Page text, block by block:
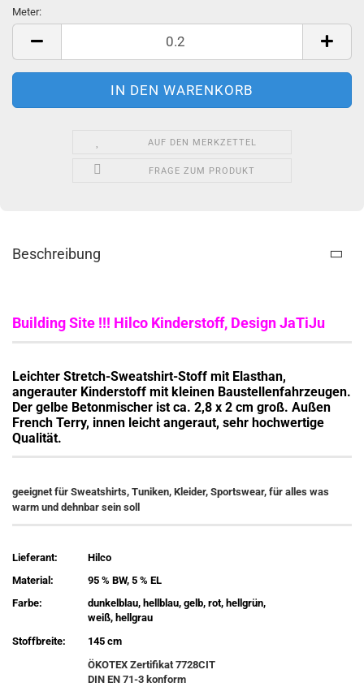
Meter:
Meter
AUF DEN MERKZETTEL
FRAGE ZUM PRODUKT
Beschreibung
Building Site !!! Hilco Kinderstoff, Design JaTiJu
Leichter Stretch-Sweatshirt-Stoff mit Elasthan,
angerauter Kinderstoff mit kleinen Baustellenfahrzeugen.
Der gelbe Betonmischer ist ca. 2,8 x 2 cm groß. Außen
French Terry, innen leicht angeraut, sehr hochwertige
Qualität.
geeignet für Sweatshirts, Tuniken, Kleider, Sportswear, für alles was
warm und dehnbar sein soll
Lieferant:
Hilco
Material:
95 % BW, 5 % EL
Farbe:
dunkelblau, hellblau, gelb, rot, hellgrün,
weiß, hellgrau
Stoffbreite:
145 cm
ÖKOTEX Zertifikat 7728CIT
DIN EN 71-3 konform